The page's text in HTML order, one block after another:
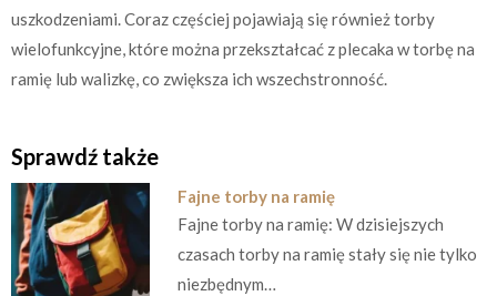
uszkodzeniami. Coraz częściej pojawiają się również torby
wielofunkcyjne, które można przekształcać z plecaka w torbę na
ramię lub walizkę, co zwiększa ich wszechstronność.
Sprawdź także
Fajne torby na ramię
Fajne torby na ramię: W dzisiejszych
czasach torby na ramię stały się nie tylko
niezbędnym…